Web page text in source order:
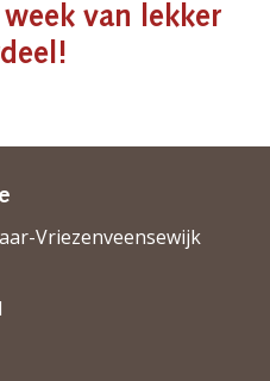
van lekker
Vriezenveensewijk